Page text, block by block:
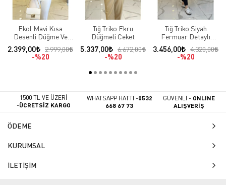
Ekol Mavi Kısa
Desenli Düğme Ve
Cep Detaylı Blazer
Ceket
2.399,00
2.999,00
%20
Tığ Triko Ekru
Düğmeli Ceket
5.337,00
6.672,00
%20
Tığ Triko Siyah
Fermuar Detaylı
Çıtçıtlı Ceket
3.456,00
4.320,00
%20
1500 TL VE ÜZERİ
-ÜCRETSİZ KARGO
WHATSAPP HATTI -0532
668 67 73
GÜVENLİ - ONLINE
ALIŞVERİŞ
ÖDEME
KURUMSAL
İLETİŞİM